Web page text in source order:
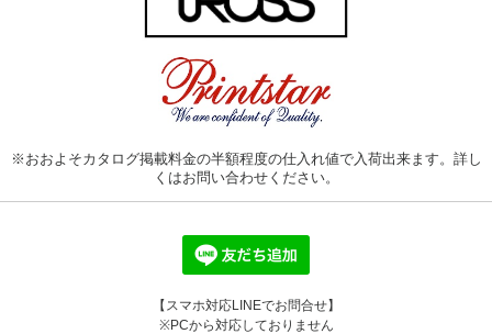
※おおよそカタログ掲載料金の半額程度の仕入れ値で入荷出来ます。詳し
くはお問い合わせください。
【スマホ対応LINEでお問合せ】
※PCから対応しておりません